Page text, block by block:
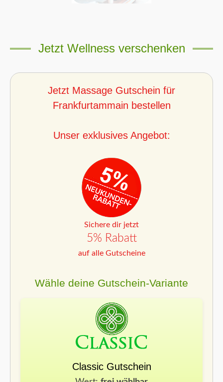
Jetzt Wellness verschenken
Jetzt Massage Gutschein für
Frankfurtammain bestellen
Unser exklusives Angebot:
Sichere dir jetzt
5% Rabatt
auf alle Gutscheine
Wähle deine Gutschein-Variante
Classic Gutschein